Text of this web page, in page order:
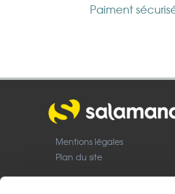
Paiment
Mentions légales
Plan du site